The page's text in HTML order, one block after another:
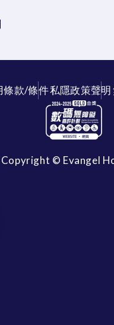
條款/條件私隱政策聲明
Copyright © Evangel